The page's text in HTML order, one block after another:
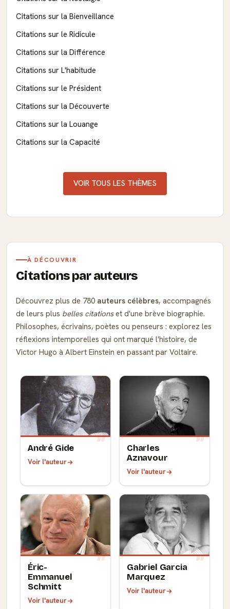
Citations sur la Bienveillance
Citations sur le Ridicule
Citations sur la Différence
Citations sur L'habitude
Citations sur le Président
Citations sur la Découverte
Citations sur la Louange
Citations sur la Capacité
VOIR TOUS LES THÈMES
À DÉCOUVRIR
Citations par auteurs
Découvrez plus de 780 auteurs célèbres, accompagnés
de leurs plus belles citationset d'une brève biographie.
Philosophes, écrivains, poètes ou penseurs : explorez les
réflexions intemporelles qui ont marqué l'histoire, de
Victor Hugo à Albert Einstein en passant par Voltaire.
André Gide
Voir l'auteur
Charles
Aznavour
Voir l'auteur
Éric-
Emmanuel
Schmitt
Voir l'auteur
Gabriel Garcia
Marquez
Voir l'auteur